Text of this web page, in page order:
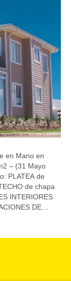
en Mano en
– (31 Mayo
PLATEA de
de chapa
INTERIORES
DE…